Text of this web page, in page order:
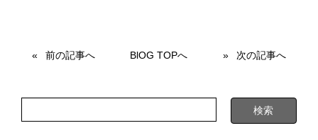
e
o
o
er
前の記事へ BlOG TOPへ 次の記事へ